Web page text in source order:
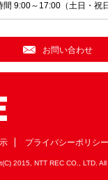
間 9:00～17:00（土日・祝
お問い合わせ
プライバシーポリシー
2015, NTT REC CO., LTD.